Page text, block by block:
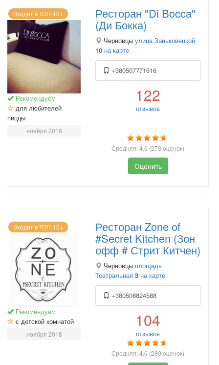
Входит в ТОП-10+
Рекомендуем
для любителей
пиццы
ноября 2018
Ресторан "Di Bocca"
(Ди Бокка)
Черновцы улица Заньковецкой
10 на карте
+380507771616
122
отзывов
Средняя:4.6 (273 оценок)
Оценить
Входит в ТОП-10+
Рекомендуем
с детской комнатой
ноября 2018
Ресторан Zone of
#Secret Kitchen (Зон
офф # Стрит Китчен)
Черновцы площадь
Театральная 3 на карте
+380508824588
104
отзывов
Средняя:4.6 (280 оценок)